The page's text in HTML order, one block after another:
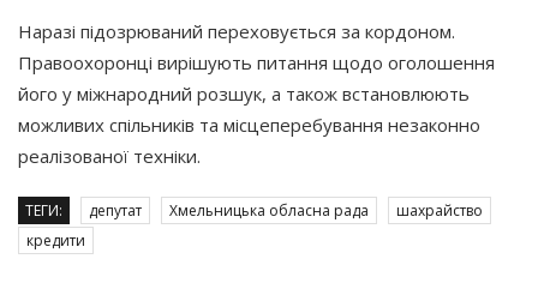
Наразі підозрюваний переховується за кордоном.
Правоохоронці вирішують питання щодо оголошення
його у міжнародний розшук, а також встановлюють
можливих спільників та місцеперебування незаконно
реалізованої техніки.
ТЕГИ: депутат Хмельницька обласна рада
шахрайство
кредити